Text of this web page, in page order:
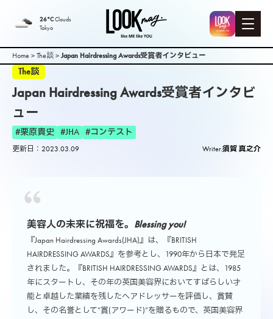
26°CClouds
Tokyo
Home > The談 >Japan Hairdressing Awards受賞者インタビュー
The談
Japan Hairdressing Awards受賞者インタビ
ュー
#栗原貴史 #JHA #コンテスト
更新日：2023.03.09 Writer.須賀 真之介
美容人の未来に祝福を。 Blessing you!
『Japan Hairdressing Awards(JHA)』は、『BRITISH
HAIRDRESSING AWARDS』を参考とし、1990年から日本で発足
されました。『BRITISH HAIRDRESSING AWARDS』とは、1985
年にスタートし、その年の英国美容界においてすばらしい才
能と卓越した業績を残したヘアドレッサーを評価し、賞賛
し、その名誉として”賞(アワード)”を贈るもので、英国美容界